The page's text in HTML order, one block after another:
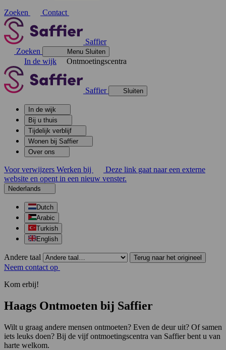
Zoeken
Contact
Saffier
Zoeken
Menu Sluiten
In de wijk Ontmoetingscentra
Saffier Sluiten
In de wijk
Bij u thuis
Tijdelijk verblijf
Wonen bij Saffier
Over ons
Voor verwijzers Werken bij
Deze link gaat naar een externe
website en opent in een nieuw venster.
Nederlands
Dutch
Arabic
Turkish
English
Andere taal Terug naar het origineel
Neem contact op
Kom erbij!
Haags Ontmoeten bij Saffier
Wilt u graag andere mensen ontmoeten? Even de deur uit? Of samen
iets leuks doen? Bij de vijf ontmoetingscentra van Saffier bent u van
harte welkom.